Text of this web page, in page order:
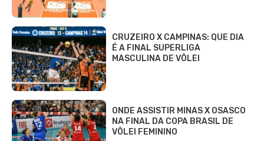
CRUZEIRO X CAMPINAS: QUE DIA
É A FINAL SUPERLIGA
MASCULINA DE VÔLEI
ONDE ASSISTIR MINAS X OSASCO
NA FINAL DA COPA BRASIL DE
VÔLEI FEMININO